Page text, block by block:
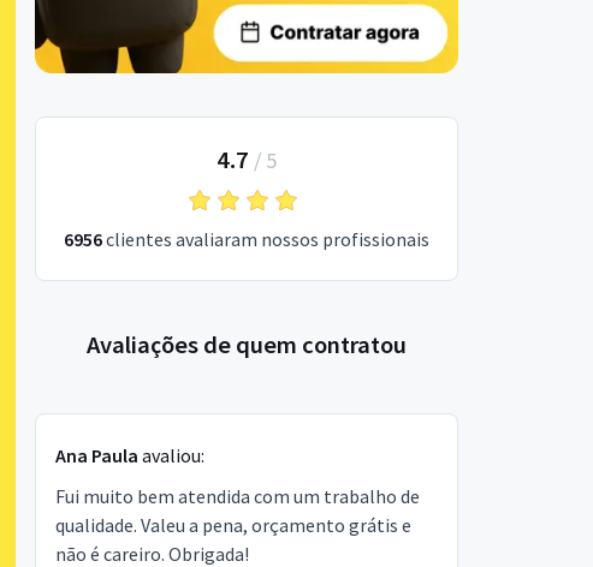
4.7 / 5
6956clientes avaliaram nossos profissionais
Avaliações de quem contratou
Ana Paula avaliou:
Fui muito bem atendida com um trabalho de
qualidade. Valeu a pena, orçamento grátis e
não é careiro. Obrigada!